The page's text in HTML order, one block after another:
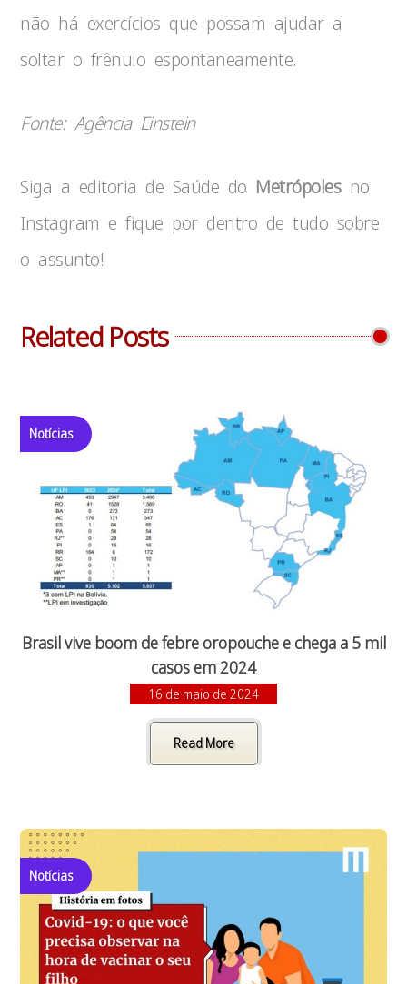
não há exercícios que possam ajudar a
soltar o frênulo espontaneamente.
Fonte: Agência Einstein
Siga a editoria de Saúde do Metrópolesno
Instagram e fique por dentro de tudo sobre
o assunto!
Related Posts
Notícias
Brasil vive boom de febre oropouche e chega a 5 mil
casos em 2024
16 de maio de 2024
Read More
Notícias